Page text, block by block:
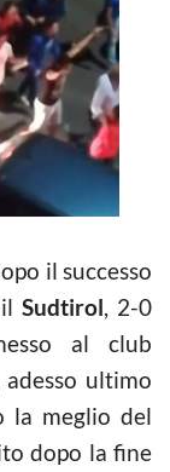
il successo
Sudtirol, 2-0
al club
ultimo
la meglio del
dopo la fine